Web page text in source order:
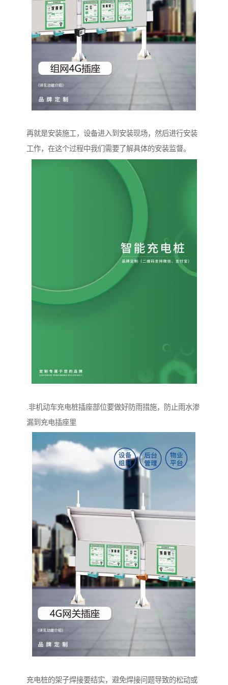
再就是安装施工，设备进入到安装现场，然后进行安装
工作，在这个过程中我们需要了解具体的安装监督。
.非机动车充电桩插座部位要做好防雨措施，防止雨水渗
漏到充电插座里
充电桩的架子焊接要结实，避免焊接问题导致的松动或